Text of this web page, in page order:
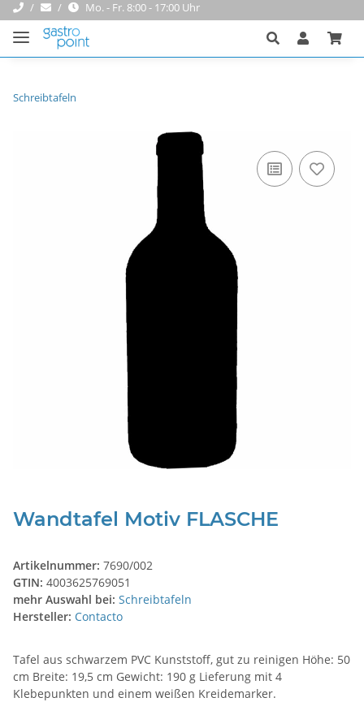
Mo. - Fr. 8:00 - 17:00 Uhr
Schreibtafeln
Wandtafel Motiv FLASCHE
Artikelnummer: 7690/002
GTIN: 4003625769051
mehr Auswahl bei: Schreibtafeln
Hersteller: Contacto
Tafel aus schwarzem PVC Kunststoff, gut zu reinigen Höhe: 50
cm Breite: 19,5 cm Gewicht: 190 g Lieferung mit 4
Klebepunkten und einem weißen Kreidemarker.